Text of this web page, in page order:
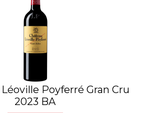
Poyferré Gran Cru
2023 BA